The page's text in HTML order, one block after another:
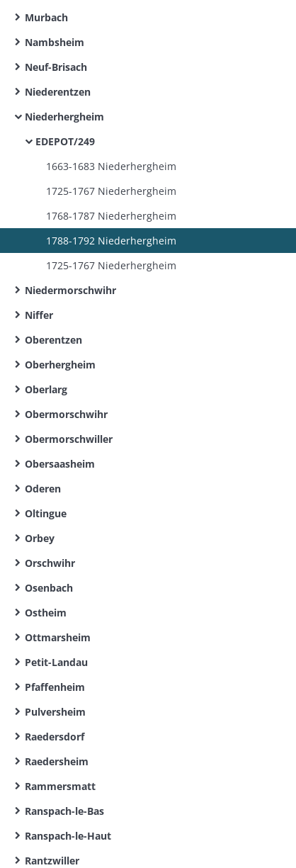
Murbach
Nambsheim
Neuf-Brisach
Niederentzen
Niederhergheim
EDEPOT/249
1663-1683 Niederhergheim
1725-1767 Niederhergheim
1768-1787 Niederhergheim
1788-1792 Niederhergheim
1725-1767 Niederhergheim
Niedermorschwihr
Niffer
Oberentzen
Oberhergheim
Oberlarg
Obermorschwihr
Obermorschwiller
Obersaasheim
Oderen
Oltingue
Orbey
Orschwihr
Osenbach
Ostheim
Ottmarsheim
Petit-Landau
Pfaffenheim
Pulversheim
Raedersdorf
Raedersheim
Rammersmatt
Ranspach-le-Bas
Ranspach-le-Haut
Rantzwiller